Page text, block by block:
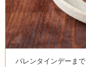
バレンタインデーま